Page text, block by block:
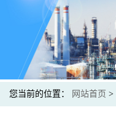
您当前的位置： 网站首页 >